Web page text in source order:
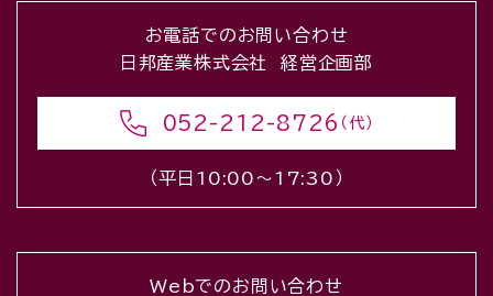
お電話でのお問い合わせ
日邦産業株式会社 経営企画部
052-212-8726 （代）
（平日10:00〜17:30）
Webでのお問い合わせ